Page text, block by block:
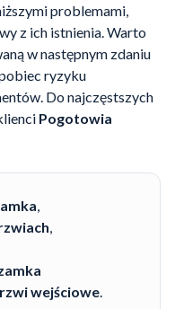
problemami,
z ich istnienia. Warto
w następnym zdaniu
ryzyku
Do najczęstszych
Pogotowia
,
,
wejściowe.